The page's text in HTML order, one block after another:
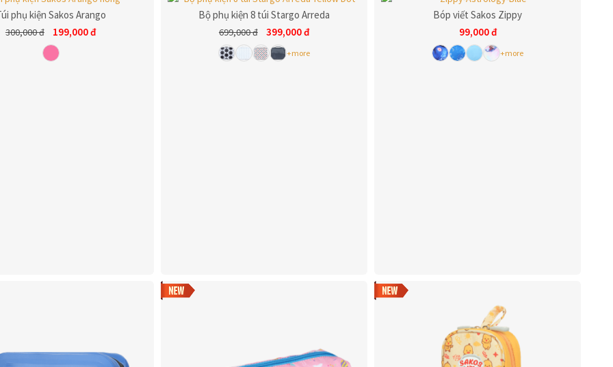
phụ kiện Sakos Arango
300,000đ 199,000đ
Bộ phụ kiện 8 túi Stargo Arreda
699,000đ 399,000đ
+more
Bóp viết Sakos Zippy
99,000đ
+more